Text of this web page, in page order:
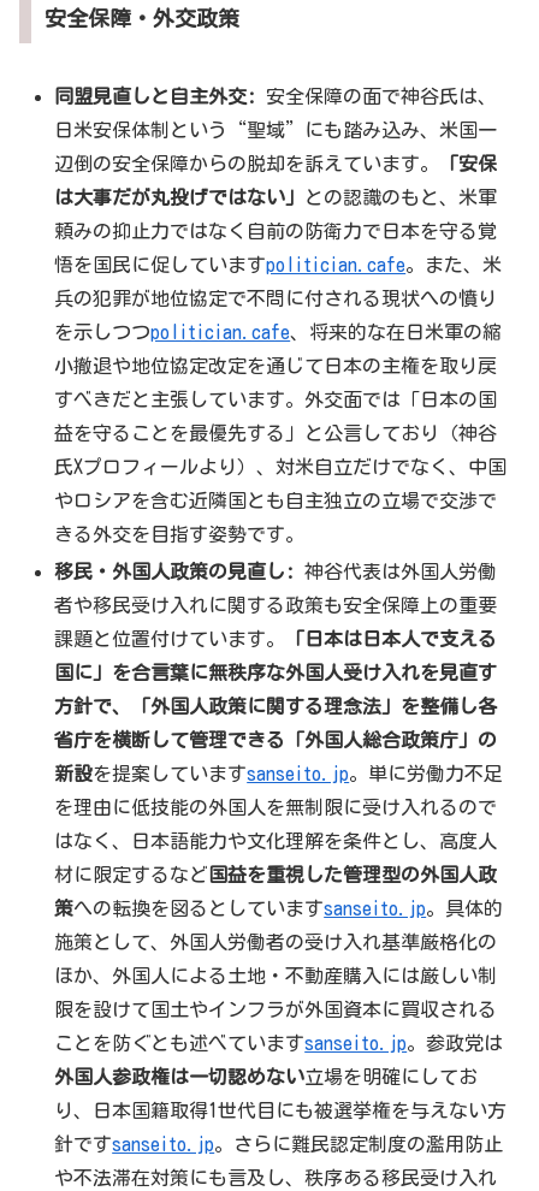
安全保障・外交政策
同盟見直しと自主外交:
安全保障の面で神谷氏は、
日米安保体制という“聖域”にも踏み込み、米国一
辺倒の安全保障からの脱却を訴えています。
「安保
は大事だが丸投げではない」
との認識のもと、米軍
頼みの抑止力ではなく自前の防衛力で日本を守る覚
悟を国民に促していますpolitician.cafe。また、米
兵の犯罪が地位協定で不問に付される現状への憤り
を示しつつpolitician.cafe、将来的な在日米軍の縮
小撤退や地位協定改定を通じて日本の主権を取り戻
すべきだと主張しています。外交面では「日本の国
益を守ることを最優先する」と公言しており（神谷
氏Xプロフィールより）、対米自立だけでなく、中国
やロシアを含む近隣国とも自主独立の立場で交渉で
きる外交を目指す姿勢です。
移民・外国人政策の見直し:
神谷代表は外国人労働
者や移民受け入れに関する政策も安全保障上の重要
課題と位置付けています。
「日本は日本人で支える
国に」を合言葉に無秩序な外国人受け入れを見直す
方針で、「外国人政策に関する理念法」を整備し各
省庁を横断して管理できる「外国人総合政策庁」の
新設を提案していますsanseito.jp。単に労働力不足
を理由に低技能の外国人を無制限に受け入れるので
はなく、日本語能力や文化理解を条件とし、高度人
材に限定するなど 国益を重視した管理型の外国人政
策への転換を図るとしていますsanseito.jp。具体的
施策として、外国人労働者の受け入れ基準厳格化の
ほか、外国人による土地・不動産購入には厳しい制
限を設けて国土やインフラが外国資本に買収される
ことを防ぐとも述べていますsanseito.jp。参政党は
外国人参政権は一切認めない立場を明確にしてお
り、日本国籍取得1世代目にも被選挙権を与えない方
針ですsanseito.jp。さらに難民認定制度の濫用防止
や不法滞在対策にも言及し、秩序ある移民受け入れ